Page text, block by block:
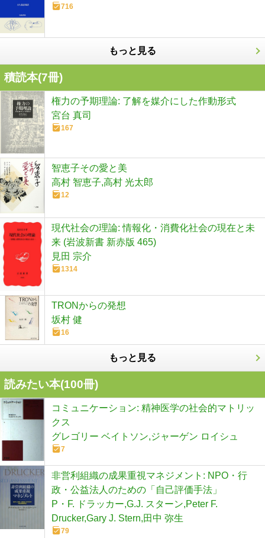
716
もっと見る
積読本(7冊)
権力の予期理論: 了解を媒介にした作動形式
宮台 真司
167
智恵子その愛と美
高村 智恵子,高村 光太郎
12
現代社会の理論: 情報化・消費化社会の現在と未
来 (岩波新書 新赤版 465)
見田 宗介
1314
TRONからの発想
坂村 健
16
もっと見る
読みたい本(100冊)
コミュニケーション: 精神医学の社会的マトリッ
クス
グレゴリー ベイトソン,ジャーゲン ロイシュ
7
非営利組織の成果重視マネジメント: NPO・行
政・公益法人のための「自己評価手法」
P・F. ドラッカー,G.J. スターン,Peter F.
Drucker,Gary J. Stern,田中 弥生
79